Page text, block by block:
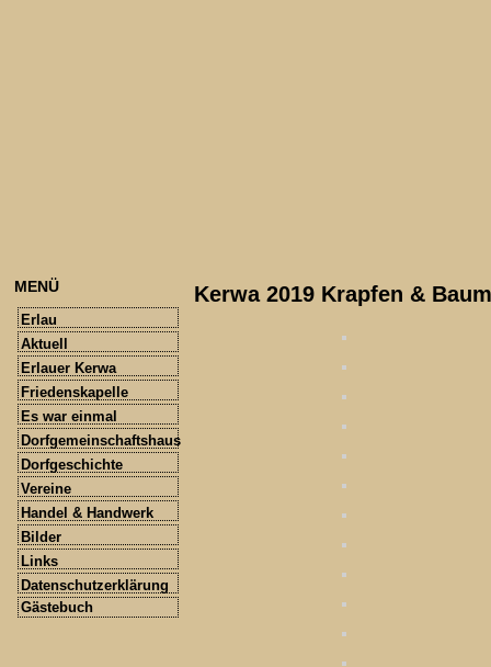
Kerwa 2019 Krapfen & Baum
MENÜ
Erlau
Aktuell
Erlauer Kerwa
Friedenskapelle
Es war einmal
Dorfgemeinschaftshaus
Dorfgeschichte
Vereine
Handel & Handwerk
Bilder
Links
Datenschutzerklärung
Gästebuch